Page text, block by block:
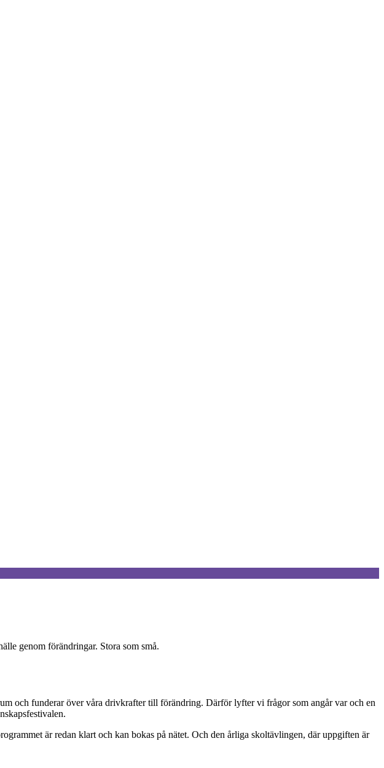
genom förändringar. Stora som små.
och funderar över våra drivkrafter till förändring. Därför lyfter vi frågor som angår var och en
är redan klart och kan bokas på nätet. Och den årliga skoltävlingen, där uppgiften är